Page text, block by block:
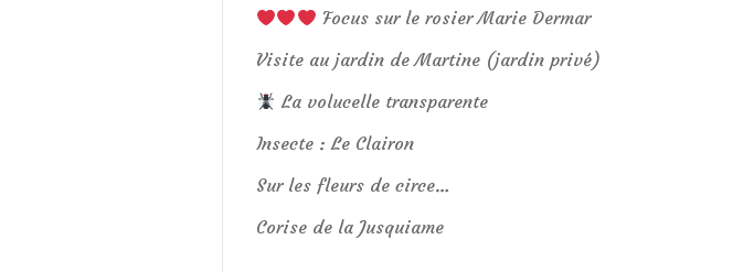
Focus sur le rosier Marie Dermar
Visite au jardin de Martine (jardin privé)
La volucelle transparente
Insecte : Le Clairon
Sur les fleurs de circe…
Corise de la Jusquiame